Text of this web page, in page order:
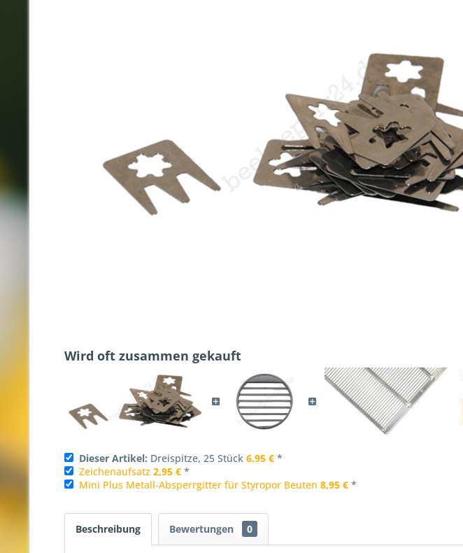
Wird oft zusammen gekauft
Dieser Artikel: Dreispitze, 25 Stück 6,95 € *
Zeichenaufsatz 2,95 € *
Mini Plus Metall-Absperrgitter für Styropor Beuten 8,95 € *
Beschreibung Bewertungen 0